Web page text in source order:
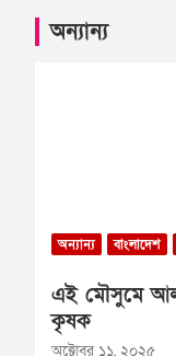
অন্যান্য
অন্যান্য বাংলাদেশ
এই মৌসুমে
কৃষক
অক্টোবর ১১, ২০২৫